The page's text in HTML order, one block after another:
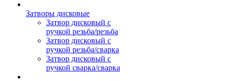
Затворы дисковые
Затвор дисковый с
ручкой резьба/резьба
Затвор дисковый с
ручкой резьба/сварка
Затвор дисковый с
ручкой сварка/сварка